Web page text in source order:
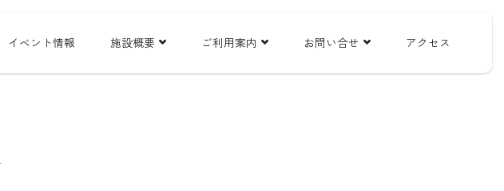
イベント情報 施設概要 ご利用案内 お問い合せ アクセス